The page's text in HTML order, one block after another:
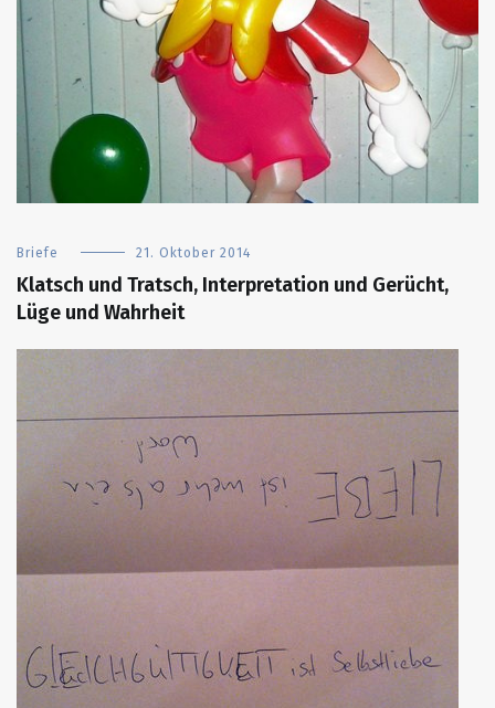
Briefe 21. Oktober 2014
Klatsch und Tratsch, Interpretation und Gerücht,
Lüge und Wahrheit